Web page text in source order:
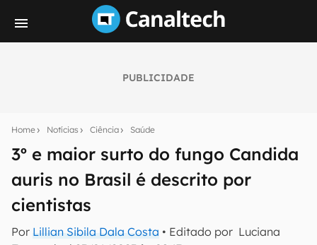
PUBLICIDADE
Home Notícias Ciência Saúde
3º e maior surto do fungo Candida
auris no Brasil é descrito por
cientistas
Por Lillian Sibila Dala Costa • Editado por Luciana
notícias e reviews sobre tecnologia em primeira
E-mail
inscreva-se